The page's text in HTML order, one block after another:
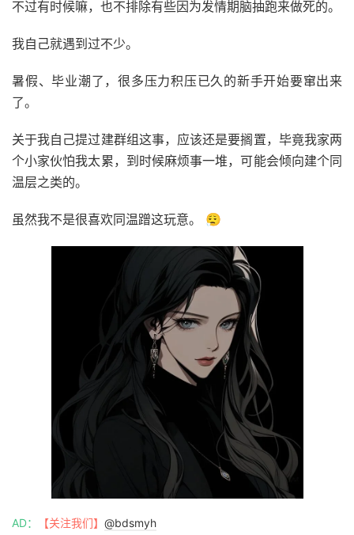
不过有时候嘛，也不排除有些因为发情期脑抽跑来做死的。
我自己就遇到过不少。
暑假、毕业潮了，很多压力积压已久的新手开始要窜出来
了。
关于我自己提过建群组这事，应该还是要搁置，毕竟我家两
个小家伙怕我太累，到时候麻烦事一堆，可能会倾向建个同
温层之类的。
虽然我不是很喜欢同温蹭这玩意。 😮‍💨
AD： 【关注我们】 @bdsmyh